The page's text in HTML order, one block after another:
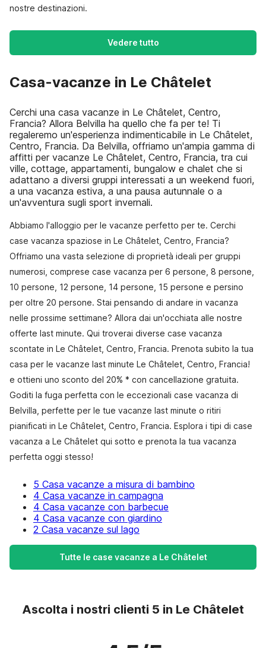
nostre destinazioni.
Vedere tutto
Casa-vacanze in Le Châtelet
Cerchi una casa vacanze in Le Châtelet, Centro,
Francia? Allora Belvilla ha quello che fa per te! Ti
regaleremo un'esperienza indimenticabile in Le Châtelet,
Centro, Francia. Da Belvilla, offriamo un'ampia gamma di
affitti per vacanze Le Châtelet, Centro, Francia, tra cui
ville, cottage, appartamenti, bungalow e chalet che si
adattano a diversi gruppi interessati a un weekend fuori,
a una vacanza estiva, a una pausa autunnale o a
un'avventura sugli sport invernali.
Abbiamo l'alloggio per le vacanze perfetto per te. Cerchi
case vacanza spaziose in Le Châtelet, Centro, Francia?
Offriamo una vasta selezione di proprietà ideali per gruppi
numerosi, comprese case vacanza per 6 persone, 8 persone,
10 persone, 12 persone, 14 persone, 15 persone e persino
per oltre 20 persone. Stai pensando di andare in vacanza
nelle prossime settimane? Allora dai un'occhiata alle nostre
offerte last minute. Qui troverai diverse case vacanza
scontate in Le Châtelet, Centro, Francia. Prenota subito la tua
casa per le vacanze last minute Le Châtelet, Centro, Francia!
e ottieni uno sconto del 20% * con cancellazione gratuita.
Goditi la fuga perfetta con le eccezionali case vacanza di
Belvilla, perfette per le tue vacanze last minute o ritiri
pianificati in Le Châtelet, Centro, Francia. Esplora i tipi di case
vacanza a Le Châtelet qui sotto e prenota la tua vacanza
perfetta oggi stesso!
5 Casa vacanze a misura di bambino
4 Casa vacanze in campagna
4 Casa vacanze con barbecue
4 Casa vacanze con giardino
2 Casa vacanze sul lago
Tutte le case vacanze a Le Châtelet
Ascolta i nostri clienti 5 in Le Châtelet